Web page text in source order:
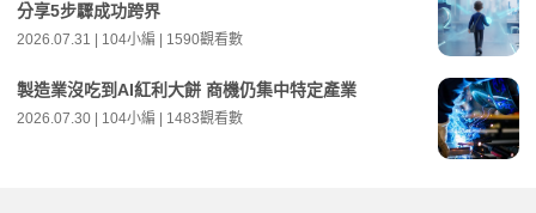
分享5步驟成功跨界
2026.07.31 | 104小編 | 1590觀看數
製造業沒吃到AI紅利大餅 商機仍集中特定產業
2026.07.30 | 104小編 | 1483觀看數